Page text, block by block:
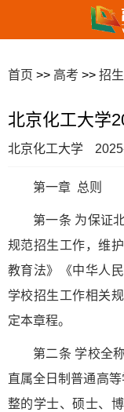
首页 >> 高考 >> 招
北京化工大学
北京化工大学
第一章 总则
第一条 为保证
规范招生工作，维
教育法》《中华人
学校招生工作相关
定本章程。
第二条 学校全
直属全日制普通高
整的学士、硕士、